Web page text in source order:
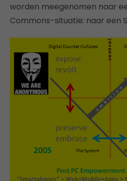
worden meegenomen naar
Commons-situatie: naar een